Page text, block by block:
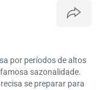
por períodos de altos
sazonalidade.
se preparar para